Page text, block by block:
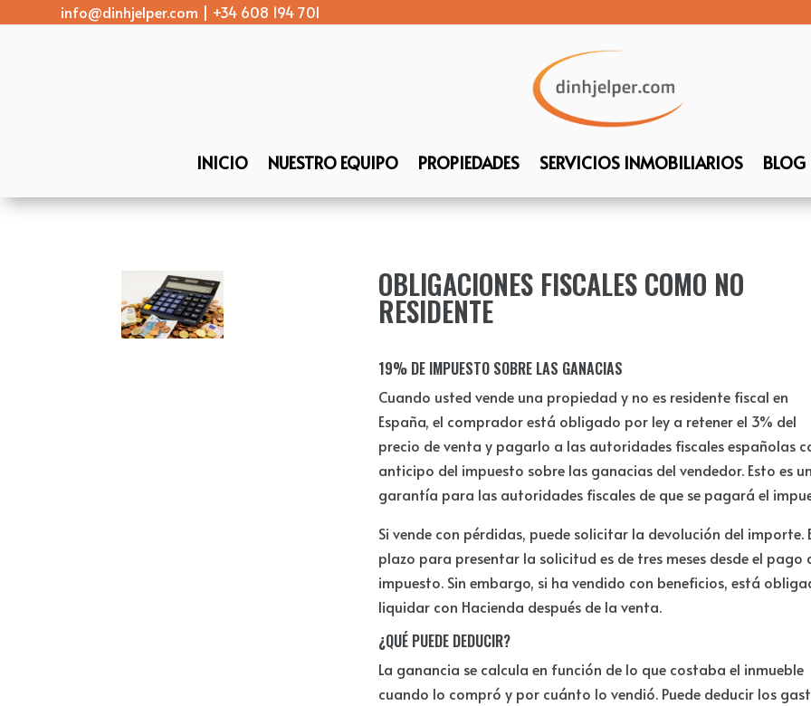
info@dinhjelper.com | +34 608 194 701
INICIO NUESTRO EQUIPO PROPIEDADES SERVICIOS INMOBILIARIOS BLOG
OBLIGACIONES FISCALES COMO NO
RESIDENTE
19% DE IMPUESTO SOBRE LAS GANACIAS
Cuando usted vende una propiedad y no es residente fiscal en
España, el comprador está obligado por ley a retener el 3% del
precio de venta y pagarlo a las autoridades fiscales españolas
anticipo del impuesto sobre las ganacias del vendedor. Esto es
garantía para las autoridades fiscales de que se pagará el
Si vende con pérdidas, puede solicitar la devolución del importe.
plazo para presentar la solicitud es de tres meses desde el pago
impuesto. Sin embargo, si ha vendido con beneficios, está
liquidar con Hacienda después de la venta.
¿QUÉ PUEDE DEDUCIR?
La ganancia se calcula en función de lo que costaba el inmueble
cuando lo compró y por cuánto lo vendió. Puede deducir los